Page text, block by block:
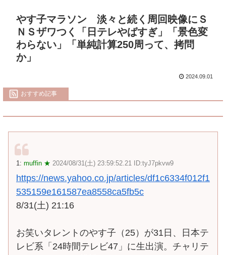
やす子マラソン 淡々と続く周回映像にＳ
ＮＳザワつく「日テレやばすぎ」「景色変
わらない」「単純計算250周って、拷問
か」
2024.09.01
おすすめ記事
1: muffin ★ 2024/08/31(土) 23:59:52.21 ID:tyJ7pkvw9
https://news.yahoo.co.jp/articles/df1c6334f012f1
535159e161587ea8558ca5fb5c
8/31(土) 21:16
お笑いタレントのやす子（25）が31日、日本テ
レビ系「24時間テレビ47」に生出演。チャリテ